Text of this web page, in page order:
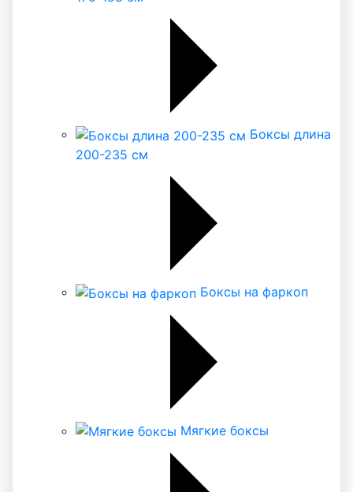
Боксы длина
200-235 см
Боксы на фаркоп
Мягкие боксы